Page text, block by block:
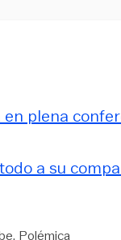
plena
a su
Polémica